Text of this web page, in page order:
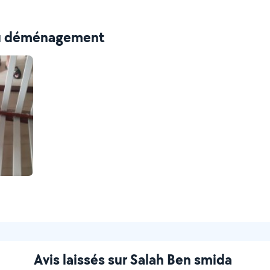
déménagement
Avis laissés sur Salah Ben smida